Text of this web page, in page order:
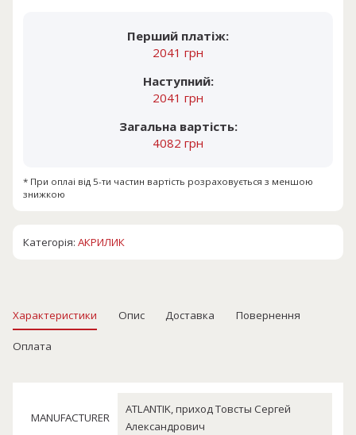
Перший платіж:
2041 грн
Наступний:
2041 грн
Загальна вартість:
4082 грн
* При оплаі від 5-ти частин вартість розраховується з меншою
знижкою
Категорія:АКРИЛИК
Характеристики Опис Доставка Повернення
Оплата
MANUFACTURER
ATLANTIK, приход Товсты Сергей
Александрович